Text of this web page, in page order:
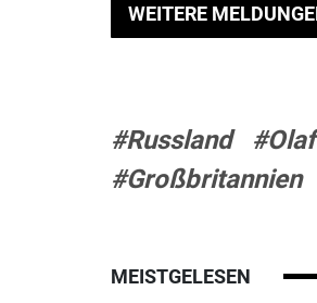
WEITERE
#Russland
#Großbritannien
MEISTGELESEN